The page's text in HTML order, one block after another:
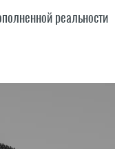
реальности